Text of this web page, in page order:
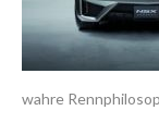
wahre